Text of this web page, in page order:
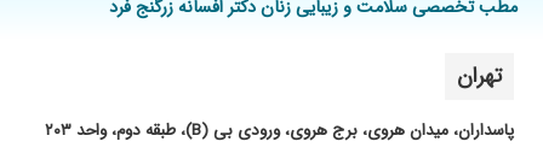
بسیار بسیار دکتر خوب و کاردانی هستن برای
مطب تخصصی سلامت و زیبایی زنان دکتر افسانه زرگنج فرد
تهران
پاسداران، میدان هروی، برج هروی، ورودی بی (B)، طبقه دوم، واحد ۲۰۳